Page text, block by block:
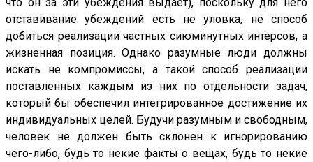
что он за эти убеждения выдаёт), поскольку для него
отставивание убеждений есть не уловка, не способ
добиться реализации частных сиюминутных интерсов, а
жизненная позиция. Однако разумные люди должны
искать не компромиссы, а такой способ реализации
поставленных каждым из них по отдельности задач,
который бы обеспечил интегрированное достижение их
индивидуальных целей. Будучи разумным и свободным,
человек не должен быть склонен к игнорированию
чего-либо, будь то некие факты о вещах, будь то некие